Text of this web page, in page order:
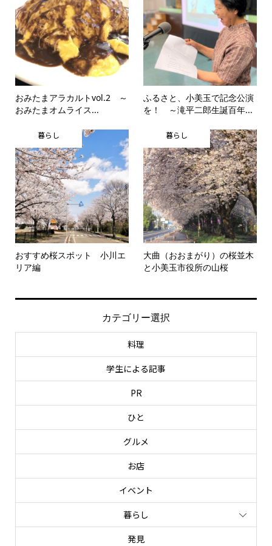
おみたまアラカルトvol.2 ～
おみたまオムライス...
ふるさと、小美玉で記念公演
を！ ～滝平二郎生誕百年...
暮らし
おすすめ桜スポット 小川エ
リア編
暮らし
大曲（おおまがり）の桜並木
と小美玉市役所の山桜
カテゴリー選択
料理
学生による記事
PR
ひと
グルメ
お店
イベント
暮らし
発見